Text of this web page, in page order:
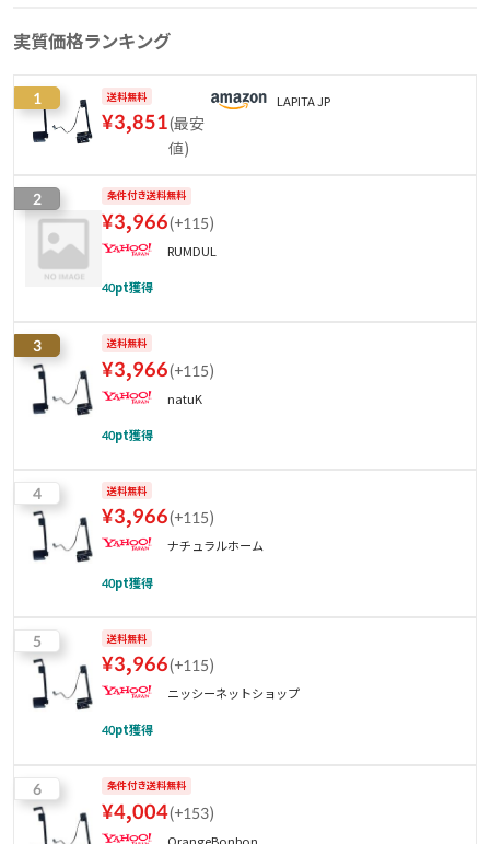
実質価格ランキング
1 送料無料
¥3,851(最安
値)
LAPITA JP
2 条件付き送料無料
¥3,966(+115)
RUMDUL
40pt獲得
3 送料無料
¥3,966(+115)
natuK
40pt獲得
4 送料無料
¥3,966(+115)
ナチュラルホーム
40pt獲得
5 送料無料
¥3,966(+115)
ニッシーネットショップ
40pt獲得
6 条件付き送料無料
¥4,004(+153)